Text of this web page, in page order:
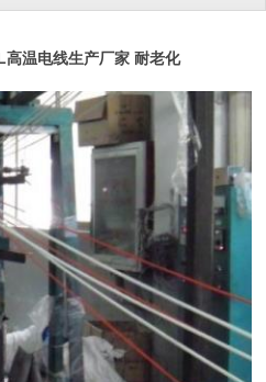
高温电线生产厂家 耐老化